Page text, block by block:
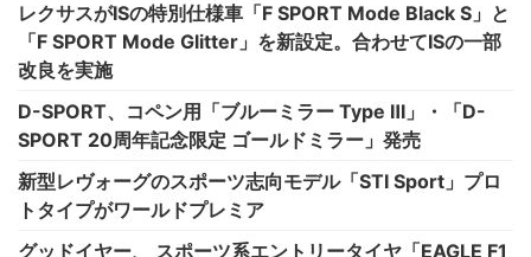
レクサスがISの特別仕様車「F SPORT Mode Black S」と
「F SPORT Mode Glitter」を新設定。合わせてISの一部
改良を実施
D-SPORT、コペン用「ブルーミラー Type Ⅲ」・「D-
SPORT 20周年記念限定 ゴールドミラー」発売
新型レヴォーグのスポーツ志向モデル「STI Sport」プロ
トタイプがワールドプレミア
グッドイヤー、 スポーツ系エントリータイヤ「EAGLE F1